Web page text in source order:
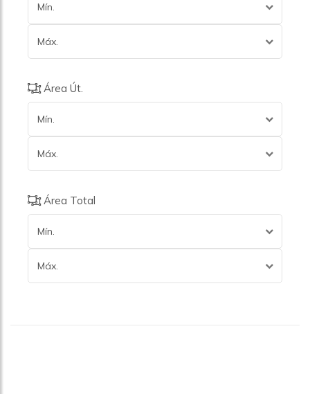
Mín.
Máx.
Área Út.
Mín.
Máx.
Área Total
Mín.
Máx.